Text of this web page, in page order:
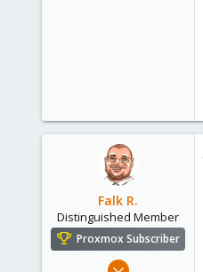
Falk R.
Distinguished Member
Proxmox Subscriber
Aug 2, 2021